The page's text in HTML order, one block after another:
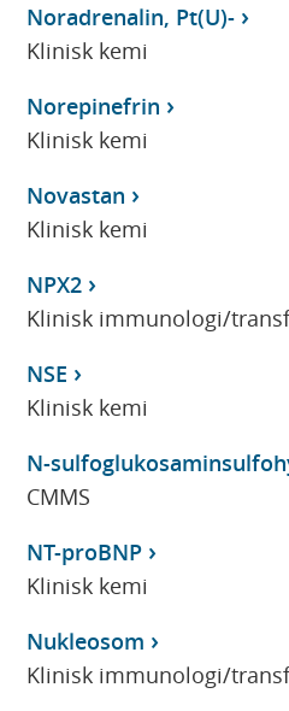
Noradrenalin, Pt(U)-
Klinisk kemi
Norepinefrin
Klinisk kemi
Novastan
Klinisk kemi
NPX2
Klinisk immunologi/
NSE
Klinisk kemi
N-
CMMS
NT-proBNP
Klinisk kemi
Nukleosom
Klinisk immunologi/